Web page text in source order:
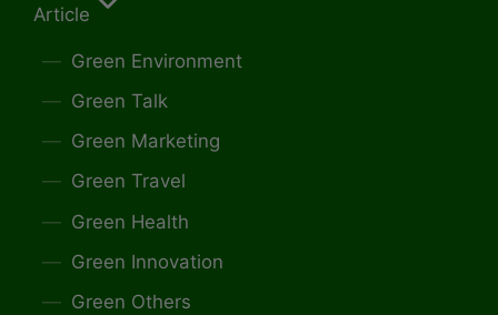
Article
Green Environment
Green Talk
Green Marketing
Green Travel
Green Health
Green Innovation
Green Others